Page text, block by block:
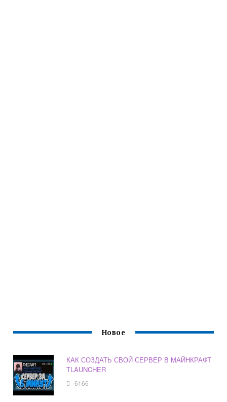
Новое
КАК СОЗДАТЬ СВОЙ СЕРВЕР В МАЙНКРАФТ
TLAUNCHER
6166